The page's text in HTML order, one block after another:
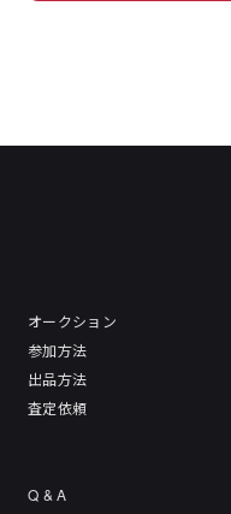
オークション
参加方法
出品方法
査定依頼
Q & A